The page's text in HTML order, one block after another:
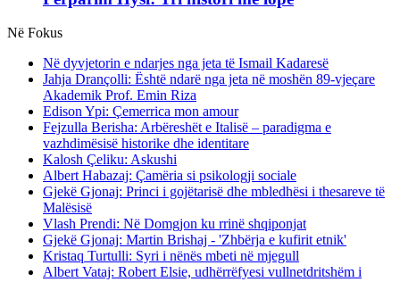
Në Fokus
Në dyvjetorin e ndarjes nga jeta të Ismail Kadaresë
Jahja Drançolli: Është ndarë nga jeta në moshën 89-vjeçare
Akademik Prof. Emin Riza
Edison Ypi: Çemerrica mon amour
Fejzulla Berisha: Arbëreshët e Italisë – paradigma e
vazhdimësisë historike dhe identitare
Kalosh Çeliku: Askushi
Albert Habazaj: Çamëria si psikologji sociale
Gjekë Gjonaj: Princi i gojëtarisë dhe mbledhësi i thesareve të
Malësisë
Vlash Prendi: Në Domgjon ku rrinë shqiponjat
Gjekë Gjonaj: Martin Brishaj - 'Zhbërja e kufirit etnik'
Kristaq Turtulli: Syri i nënës mbeti në mjegull
Albert Vataj: Robert Elsie, udhërrëfyesi vullnetdritshëm i